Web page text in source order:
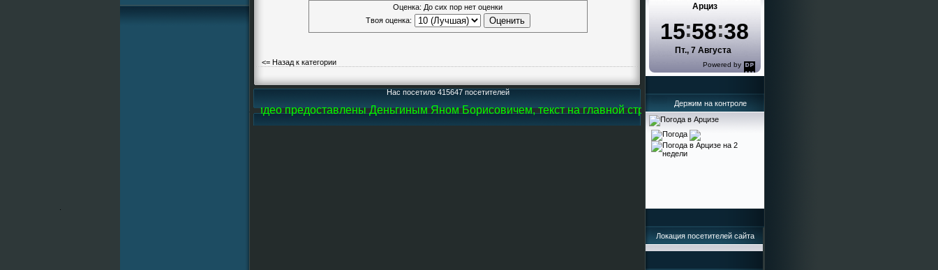
Оценка: До сих пор нет оценки
Твоя оценка:
<= Назад к категории
Нас посетило 415647 посетителей
Arsi-Line, все фотографии и большую часть видео предоставлены Деньгиным Яном Борисовичем, текст на главной странице Кисельева Ирина Григорьевна
Powered by
DaysPedia.com
Арциз
15 58 38
Пт., 7 Августа
Держим на контроле
Локация посетителей сайта